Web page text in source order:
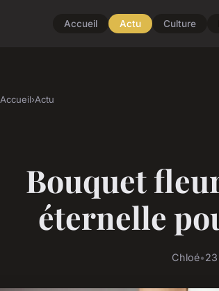
Accueil Actu Culture
Accueil›Actu
Bouquet
éternelle
Chloé•